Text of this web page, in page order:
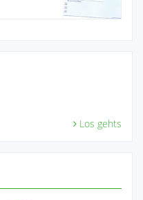
Los gehts